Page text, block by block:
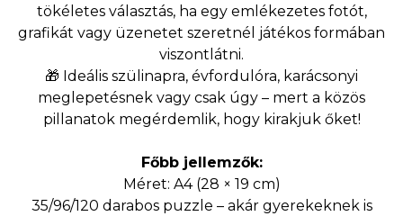
tökéletes választás, ha egy emlékezetes fotót,
grafikát vagy üzenetet szeretnél játékos formában
viszontlátni.
🎁 Ideális szülinapra, évfordulóra, karácsonyi
meglepetésnek vagy csak úgy – mert a közös
pillanatok megérdemlik, hogy kirakjuk őket!
Főbb jellemzők:
Méret: A4 (28 × 19 cm)
35/96/120 darabos puzzle – akár gyerekeknek is